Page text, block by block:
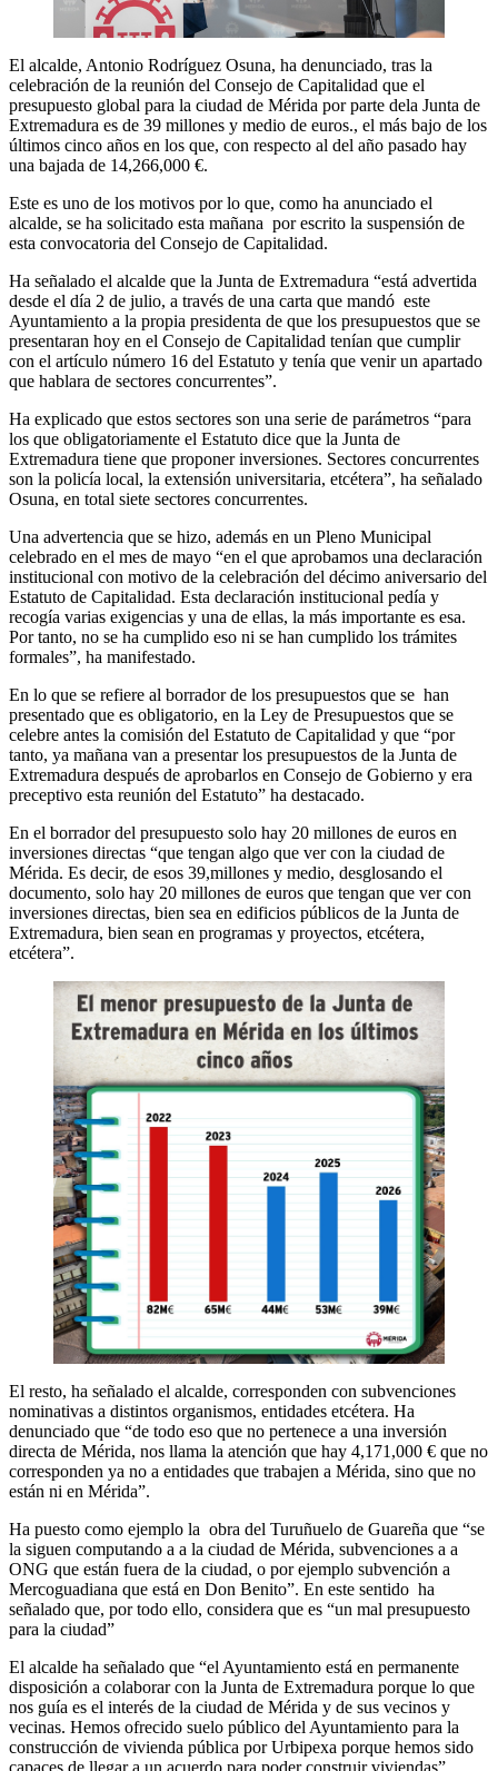
El alcalde, Antonio Rodríguez Osuna, ha denunciado, tras la
celebración de la reunión del Consejo de Capitalidad que el
presupuesto global para la ciudad de Mérida por parte dela Junta de
Extremadura es de 39 millones y medio de euros., el más bajo de los
últimos cinco años en los que, con respecto al del año pasado hay
una bajada de 14,266,000 €.
Este es uno de los motivos por lo que, como ha anunciado el
alcalde, se ha solicitado esta mañana por escrito la suspensión de
esta convocatoria del Consejo de Capitalidad.
Ha señalado el alcalde que la Junta de Extremadura “está advertida
desde el día 2 de julio, a través de una carta que mandó este
Ayuntamiento a la propia presidenta de que los presupuestos que se
presentaran hoy en el Consejo de Capitalidad tenían que cumplir
con el artículo número 16 del Estatuto y tenía que venir un apartado
que hablara de sectores concurrentes”.
Ha explicado que estos sectores son una serie de parámetros “para
los que obligatoriamente el Estatuto dice que la Junta de
Extremadura tiene que proponer inversiones. Sectores concurrentes
son la policía local, la extensión universitaria, etcétera”, ha señalado
Osuna, en total siete sectores concurrentes.
Una advertencia que se hizo, además en un Pleno Municipal
celebrado en el mes de mayo “en el que aprobamos una declaración
institucional con motivo de la celebración del décimo aniversario del
Estatuto de Capitalidad. Esta declaración institucional pedía y
recogía varias exigencias y una de ellas, la más importante es esa.
Por tanto, no se ha cumplido eso ni se han cumplido los trámites
formales”, ha manifestado.
En lo que se refiere al borrador de los presupuestos que se han
presentado que es obligatorio, en la Ley de Presupuestos que se
celebre antes la comisión del Estatuto de Capitalidad y que “por
tanto, ya mañana van a presentar los presupuestos de la Junta de
Extremadura después de aprobarlos en Consejo de Gobierno y era
preceptivo esta reunión del Estatuto” ha destacado.
En el borrador del presupuesto solo hay 20 millones de euros en
inversiones directas “que tengan algo que ver con la ciudad de
Mérida. Es decir, de esos 39,millones y medio, desglosando el
documento, solo hay 20 millones de euros que tengan que ver con
inversiones directas, bien sea en edificios públicos de la Junta de
Extremadura, bien sean en programas y proyectos, etcétera,
etcétera”.
El resto, ha señalado el alcalde, corresponden con subvenciones
nominativas a distintos organismos, entidades etcétera. Ha
denunciado que “de todo eso que no pertenece a una inversión
directa de Mérida, nos llama la atención que hay 4,171,000 € que no
corresponden ya no a entidades que trabajen a Mérida, sino que no
están ni en Mérida”.
Ha puesto como ejemplo la obra del Turuñuelo de Guareña que “se
la siguen computando a a la ciudad de Mérida, subvenciones a a
ONG que están fuera de la ciudad, o por ejemplo subvención a
Mercoguadiana que está en Don Benito”. En este sentido ha
señalado que, por todo ello, considera que es “un mal presupuesto
para la ciudad”
El alcalde ha señalado que “el Ayuntamiento está en permanente
disposición a colaborar con la Junta de Extremadura porque lo que
nos guía es el interés de la ciudad de Mérida y de sus vecinos y
vecinas. Hemos ofrecido suelo público del Ayuntamiento para la
construcción de vivienda pública por Urbipexa porque hemos sido
capaces de llegar a un acuerdo para poder construir viviendas”.